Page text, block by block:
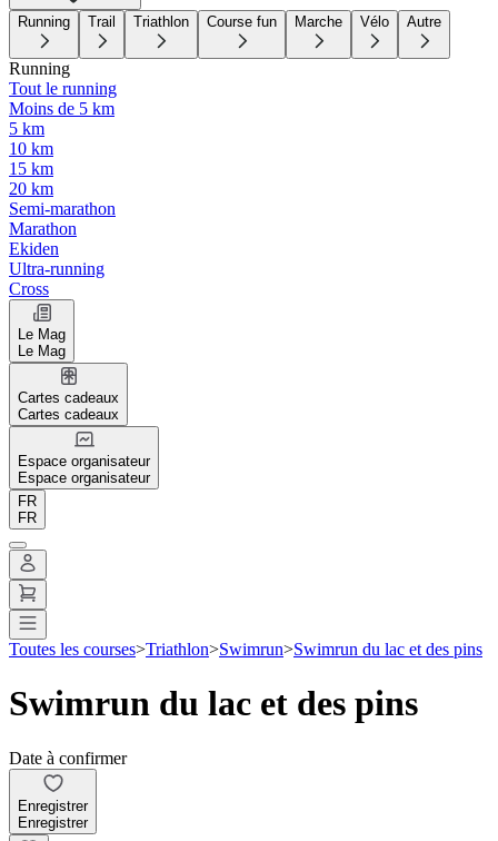
Running Trail Triathlon Course fun Marche Vélo Autre
Running
Tout le running
Moins de 5 km
5 km
10 km
15 km
20 km
Semi-marathon
Marathon
Ekiden
Ultra-running
Cross
Le Mag
Le Mag
Cartes cadeaux
Cartes cadeaux
Espace organisateur
Espace organisateur
FR
FR
Toutes les courses>Triathlon>Swimrun>Swimrun du lac et des pins
Swimrun du lac et des pins
Date à confirmer
Enregistrer
Enregistrer